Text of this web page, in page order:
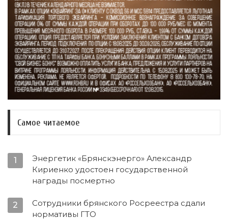
Самое читаемое
1
Энергетик «Брянскэнерго» Александр
Кириенко удостоен государственной
награды посмертно
2
Сотрудники брянского Росреестра сдали
нормативы ГТО